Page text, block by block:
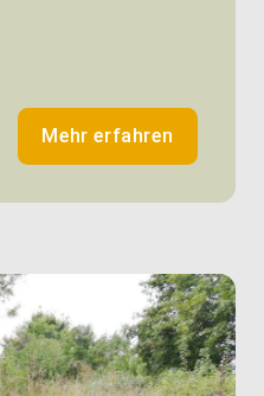
Mehr erfahren